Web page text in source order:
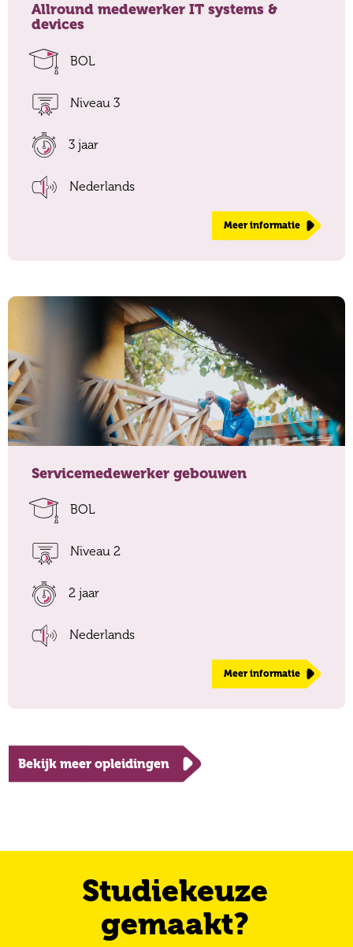
Allround medewerker IT systems &
devices
BOL
Niveau 3
3 jaar
Nederlands
Meer informatie
Servicemedewerker gebouwen
BOL
Niveau 2
2 jaar
Nederlands
Meer informatie
Bekijk meer opleidingen
Studiekeuze
gemaakt?